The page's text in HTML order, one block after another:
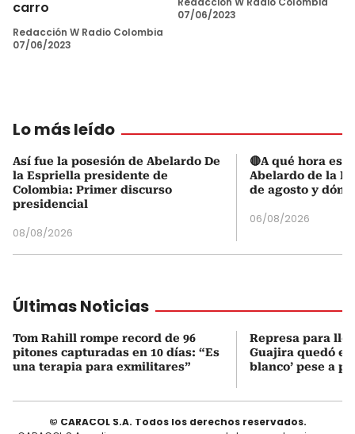
carro
Redacción W Radio Colombia
07/06/2023
07/06/2023
Lo más leído
Así fue la posesión de Abelardo De
la Espriella presidente de
Colombia: Primer discurso
presidencial
08/08/2026
🔴A qué hora es
Abelardo de la
de agosto y
06/08/2026
Últimas Noticias
Tom Rahill rompe record de 96
pitones capturadas en 10 días: “Es
una terapia para exmilitares”
Represa para
Guajira quedó en
blanco’ pese a
© CARACOL S.A. Todos los derechos reservados.